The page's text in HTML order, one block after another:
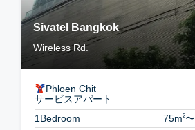
Sivatel Bangkok
Wireless Rd.
Phloen Chit
サービスアパート
1Bedroom
75m2〜